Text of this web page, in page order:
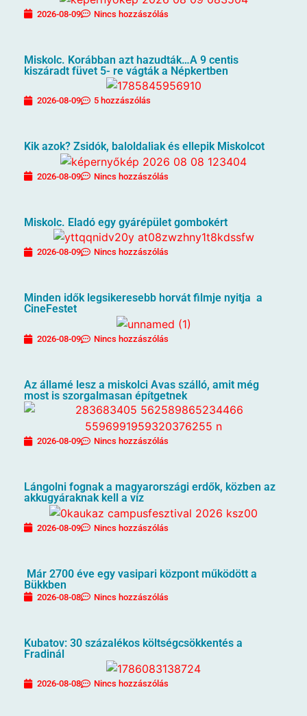
2026-08-09 Nincs hozzászólás
Miskolc. Korábban azt hazudták…A 9 centis
kiszáradt füvet 5- re vágták a Népkertben
2026-08-09 5 hozzászólás
Kik azok? Zsidók, baloldaliak és ellepik Miskolcot
2026-08-09 Nincs hozzászólás
Miskolc. Eladó egy gyárépület gombokért
2026-08-09 Nincs hozzászólás
Minden idők legsikeresebb horvát filmje nyitja a
CineFestet
2026-08-09 Nincs hozzászólás
Az államé lesz a miskolci Avas szálló, amit még
most is szorgalmasan építgetnek
2026-08-09 Nincs hozzászólás
Lángolni fognak a magyarországi erdők, közben az
akkugyáraknak kell a víz
2026-08-09 Nincs hozzászólás
Már 2700 éve egy vasipari központ működött a
Bükkben
2026-08-08 Nincs hozzászólás
Kubatov: 30 százalékos költségcsökkentés a
Fradinál
2026-08-08 Nincs hozzászólás